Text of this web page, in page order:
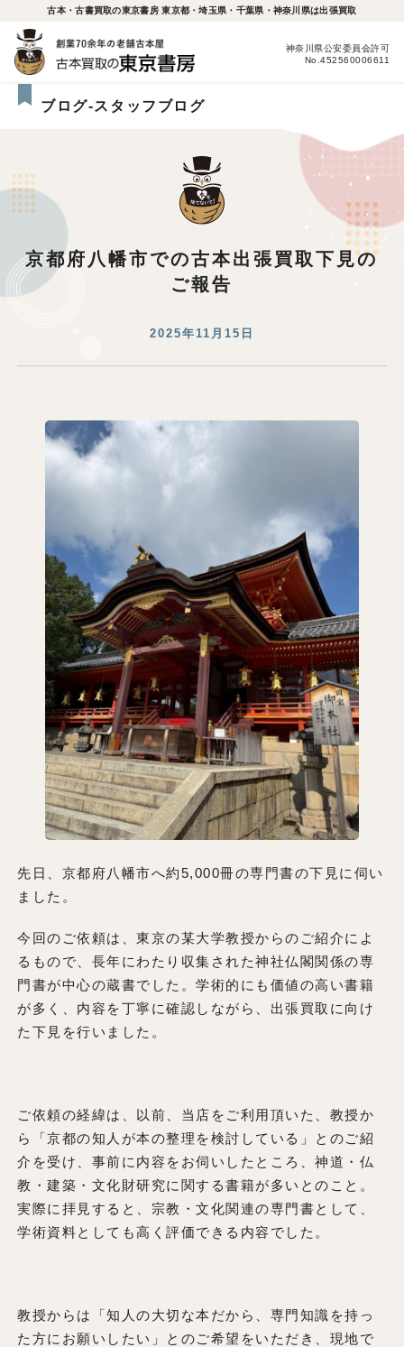
古本・古書買取の東京書房 東京都・埼玉県・千葉県・神奈川県は出張買取
神奈川県公安委員会許可
No.452560006611
ブログ-スタッフブログ
京都府八幡市での古本出張買取下見の
ご報告
2025年11月15日
先日、京都府八幡市へ約5,000冊の専門書の下見に伺い
ました。
今回のご依頼は、東京の某大学教授からのご紹介によ
るもので、長年にわたり収集された神社仏閣関係の専
門書が中心の蔵書でした。学術的にも価値の高い書籍
が多く、内容を丁寧に確認しながら、出張買取に向け
た下見を行いました。
ご依頼の経緯は、以前、当店をご利用頂いた、教授か
ら「京都の知人が本の整理を検討している」とのご紹
介を受け、事前に内容をお伺いしたところ、神道・仏
教・建築・文化財研究に関する書籍が多いとのこと。
実際に拝見すると、宗教・文化関連の専門書として、
学術資料としても高く評価できる内容でした。
教授からは「知人の大切な本だから、専門知識を持っ
た方にお願いしたい」とのご希望をいただき、現地で